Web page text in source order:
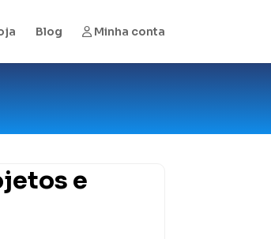
Blog Minha conta
e